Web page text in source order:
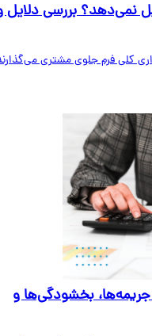
بررسی دلایل و
فرم جلوی مشتری می‌گذارند
بخشودگی‌ها و